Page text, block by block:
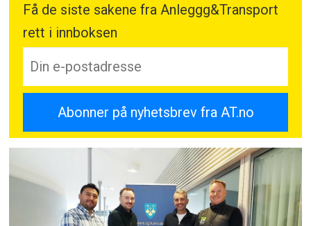
Få de siste sakene fra Anleggg&Transport
rett i innboksen